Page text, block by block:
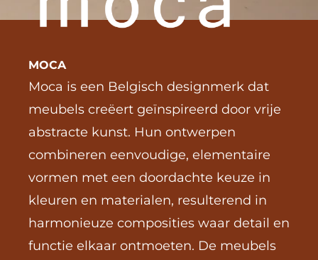
MOCA
Moca is een Belgisch designmerk dat
meubels creëert geïnspireerd door vrije
abstracte kunst. Hun ontwerpen
combineren eenvoudige, elementaire
vormen met een doordachte keuze in
kleuren en materialen, resulterend in
harmonieuze composities waar detail en
functie elkaar ontmoeten. De meubels